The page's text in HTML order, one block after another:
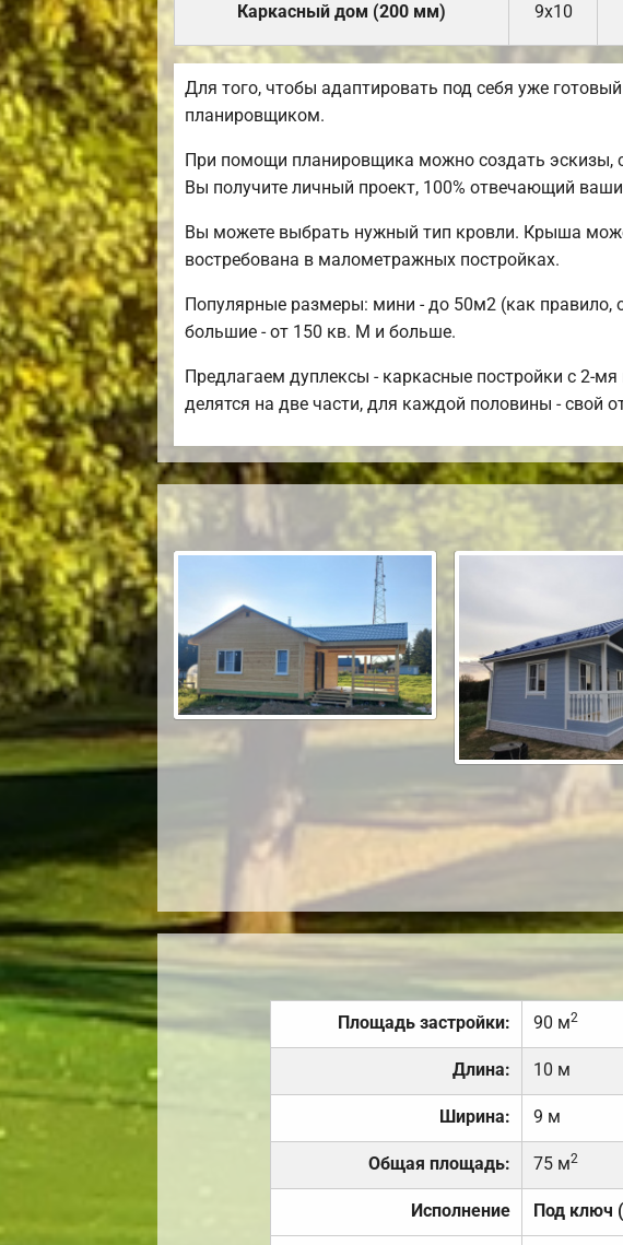
Каркасный дом (200 мм) 9х10
Для того, чтобы адаптировать под себя уже
планировщиком.
При помощи планировщика можно создать эскизы,
Вы получите личный проект, 100% отвечающий
Вы можете выбрать нужный тип кровли. Крыша
востребована в малометражных постройках.
Популярные размеры: мини - до 50м2 (как
большие - от 150 кв. М и больше.
Предлагаем дуплексы - каркасные постройки с 2-
делятся на две части, для каждой половины - свой
Площадь застройки: 90 м2
Длина: 10 м
Ширина: 9 м
Общая площадь: 75 м2
Исполнение Под ключ